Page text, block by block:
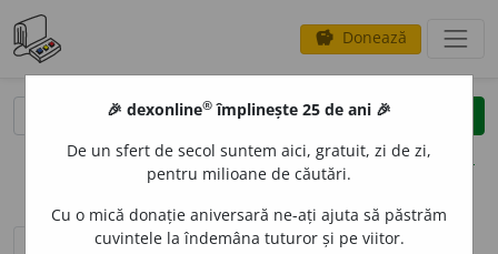
savings Donează
clear
opțiuni
sinteza definițiilor (1) definiții (4) conjugări
🎉 dexonline® împlinește 25 de ani 🎉
De un sfert de secol suntem aici, gratuit, zi de zi,
pentru milioane de căutări.
Cu o mică donație aniversară ne-ați ajuta să păstrăm
cuvintele la îndemâna tuturor și pe viitor.